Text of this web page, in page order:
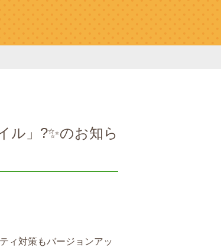
ル」?✨のお知ら
ィ対策もバージョンアッ